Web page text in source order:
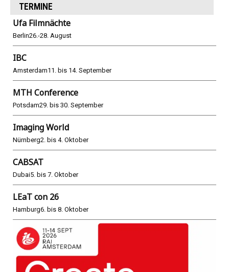
TERMINE
Ufa Filmnächte
Berlin26.-28. August
IBC
Amsterdam11. bis 14. September
MTH Conference
Potsdam29. bis 30. September
Imaging World
Nürnberg2. bis 4. Oktober
CABSAT
Dubai5. bis 7. Oktober
LEaT con 26
Hamburg6. bis 8. Oktober